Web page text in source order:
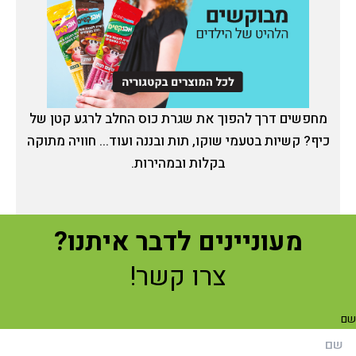
מחפשים דרך להפוך את שגרת כוס החלב לרגע קטן של
כיף? קשיות בטעמי שוקו, תות ובננה ועוד... חוויה מתוקה
בקלות ובמהירות.
מעוניינים לדבר איתנו?
צרו קשר!